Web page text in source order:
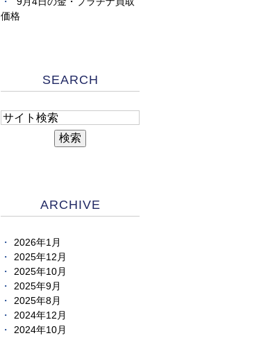
価格
SEARCH
ARCHIVE
2026年1月
2025年12月
2025年10月
2025年9月
2025年8月
2024年12月
2024年10月